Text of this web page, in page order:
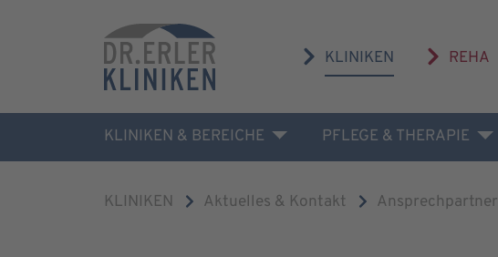
KLINIKEN REHA
KLINIKEN & BEREICHE PFLEGE & THERAPIE
KLINIKEN Aktuelles & Kontakt Ansprechpartner